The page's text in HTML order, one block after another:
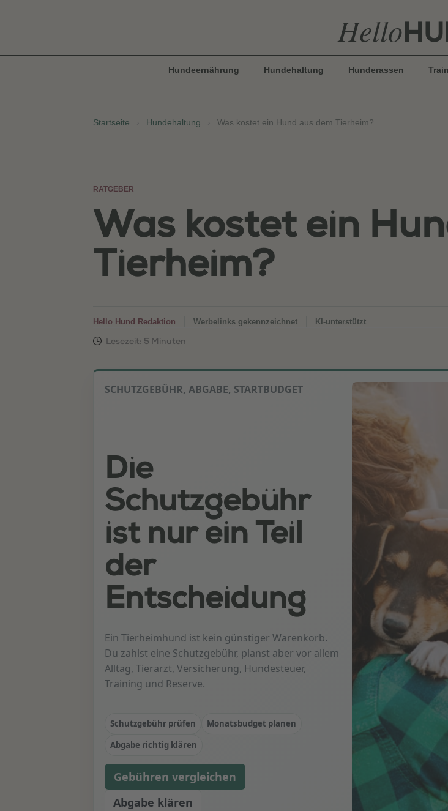
Hello
Hundeernährung Hundehaltung Hunderassen
Startseite Hundehaltung Was kostet ein Hund aus dem Tierheim?
RATGEBER
Was kostet ein
Tierheim?
Hello Hund Redaktion Werbelinks gekennzeichnet KI-unterstützt
SCHUTZGEBÜHR, ABGABE, STARTBUDGET
Die
Schutzgebühr
ist nur ein Teil
der
Entscheidung
Ein Tierheimhund ist kein günstiger Warenkorb.
Du zahlst eine Schutzgebühr, planst aber vor allem
Alltag, Tierarzt, Versicherung, Hundesteuer,
Training und Reserve.
Schutzgebühr prüfen
Monatsbudget planen
Abgabe richtig klären
Gebühren vergleichen
Abgabe klären